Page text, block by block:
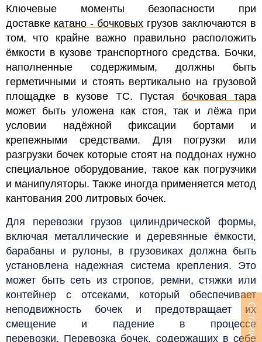
Ключевые моменты безопасности при
доставке катано - бочковых грузов заключаются в
том, что крайне важно правильно расположить
ёмкости в кузове транспортного средства. Бочки,
наполненные содержимым, должны быть
герметичными и стоять вертикально на грузовой
площадке в кузове ТС. Пустая бочковая тара
может быть уложена как стоя, так и лёжа при
условии надёжной фиксации бортами и
крепежными средствами. Для погрузки или
разгрузки бочек которые стоят на поддонах нужно
специальное оборудование, такое как погрузчики
и манипуляторы. Также иногда применяется метод
кантования 200 литровых бочек.
Для перевозки грузов цилиндрической формы,
включая металлические и деревянные ёмкости,
барабаны и рулоны, в грузовиках должна быть
установлена надежная система крепления. Это
может быть сеть из стропов, ремни, стяжки или
контейнер с отсеками, который обеспечивает
неподвижность бочек и предотвращает их
смещение и падение в процессе
перевозки. Перевозка бочек, содержащих в себе